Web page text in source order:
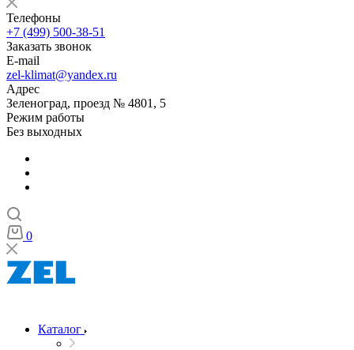
Телефоны
+7 (499) 500-38-51
Заказать звонок
E-mail
zel-klimat@yandex.ru
Адрес
Зеленоград, проезд № 4801, 5
Режим работы
Без выходных
0
Каталог